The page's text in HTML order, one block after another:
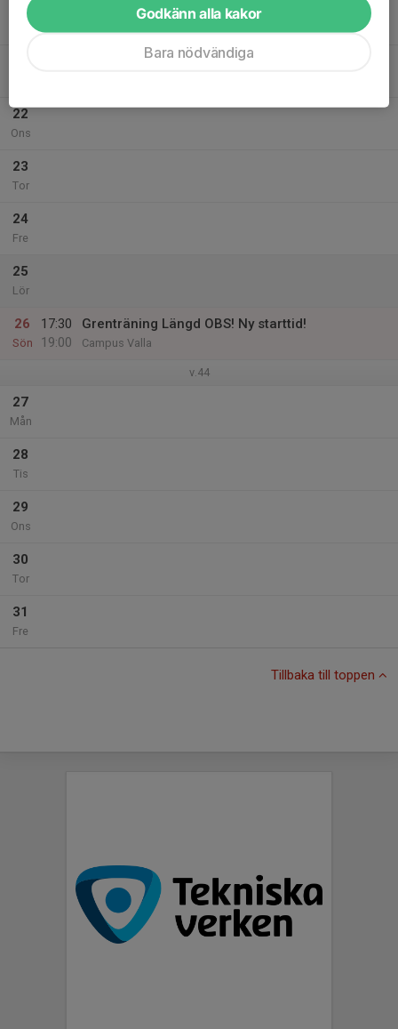
20
Mån
22
Ons
23
Tor
24
Fre
25
Lör
26
Sön
17:30
19:00
Grenträning Längd OBS! Ny starttid!
Campus Valla
v.44
27
Mån
28
Tis
29
Ons
30
Tor
31
Fre
Tillbaka till toppen
Godkänn alla kakor
Bara nödvändiga